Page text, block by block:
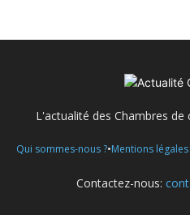
L'actualité des Chambres
Qui sommes-nous ?•Mentions légales
Contactez-nous: